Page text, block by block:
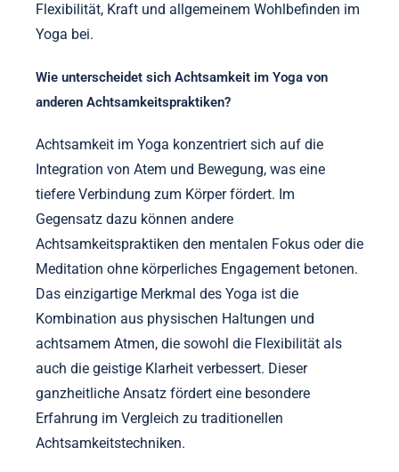
Flexibilität, Kraft und allgemeinem Wohlbefinden im
Yoga bei.
Wie unterscheidet sich Achtsamkeit im Yoga von
anderen Achtsamkeitspraktiken?
Achtsamkeit im Yoga konzentriert sich auf die
Integration von Atem und Bewegung, was eine
tiefere Verbindung zum Körper fördert. Im
Gegensatz dazu können andere
Achtsamkeitspraktiken den mentalen Fokus oder die
Meditation ohne körperliches Engagement betonen.
Das einzigartige Merkmal des Yoga ist die
Kombination aus physischen Haltungen und
achtsamem Atmen, die sowohl die Flexibilität als
auch die geistige Klarheit verbessert. Dieser
ganzheitliche Ansatz fördert eine besondere
Erfahrung im Vergleich zu traditionellen
Achtsamkeitstechniken.